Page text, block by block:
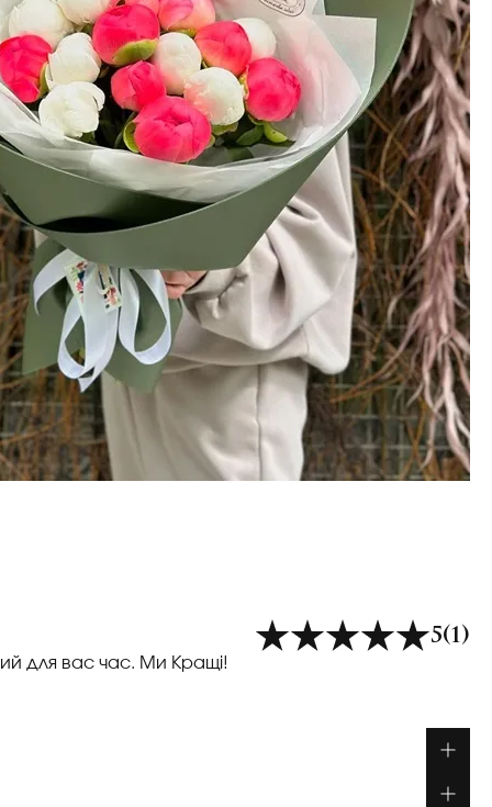
5(1)
для вас час. Ми Кращі!